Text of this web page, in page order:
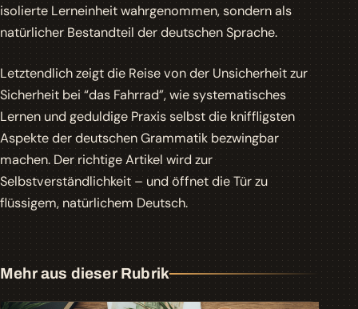
isolierte Lerneinheit wahrgenommen, sondern als
natürlicher Bestandteil der deutschen Sprache.
Letztendlich zeigt die Reise von der Unsicherheit zur
Sicherheit bei “das Fahrrad”, wie systematisches
Lernen und geduldige Praxis selbst die kniffligsten
Aspekte der deutschen Grammatik bezwingbar
machen. Der richtige Artikel wird zur
Selbstverständlichkeit – und öffnet die Tür zu
flüssigem, natürlichem Deutsch.
Mehr aus dieser Rubrik